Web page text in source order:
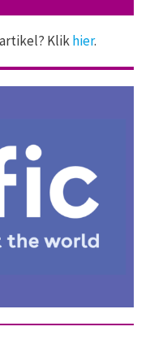
artikel? Klikhier.